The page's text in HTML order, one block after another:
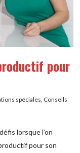
pour
spéciales Conseils
lorsque l’on
pour son